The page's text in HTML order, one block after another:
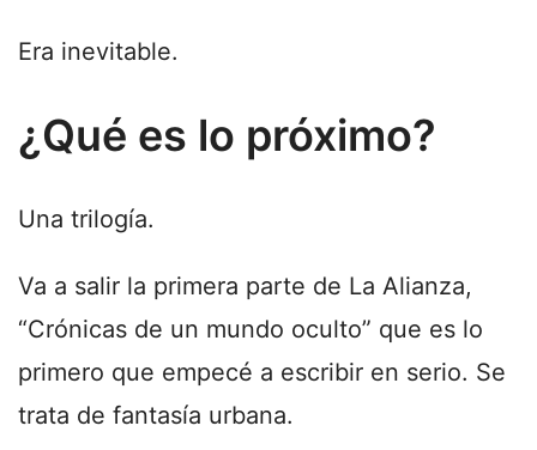
Era inevitable.
¿Qué es lo próximo?
Una trilogía.
Va a salir la primera parte de La Alianza,
“Crónicas de un mundo oculto” que es lo
primero que empecé a escribir en serio. Se
trata de fantasía urbana.